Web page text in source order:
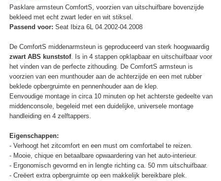
Pasklare armsteun ComfortS, voorzien van uitschuifbare bovenzijde
bekleed met echt zwart leder en wit stiksel.
Passend voor: Seat Ibiza 6L 04.2002-04.2008
De ComfortS middenarmsteun is geproduceerd van sterk hoogwaardig
zwart ABS kunststof. Is in 4 stappen opklapbaar en uitschuifbaar voor
het vinden van de perfecte zithouding. De ComfortS armsteun is
voorzien van een munthouder aan de achterzijde en een met rubber
beklede opbergruimte en pennenhouder aan de klep.
Eenvoudige montage in circa 10 minuten op het achterste gedeelte van
middenconsole, begeleid met een duidelijke, universele montage
handleiding en 4 zelftappers.
Eigenschappen:
- Verhoogt het zitcomfort en een must om comfortabel te reizen.
- Mooie, chique en betaalbare opwaardering van het auto-interieur.
- Ergonomisch gevormd en in lengte richting ca. 50 mm uitschuifbaar.
- Creëert extra opbergruimte op een makkelijk bereikbare plek.